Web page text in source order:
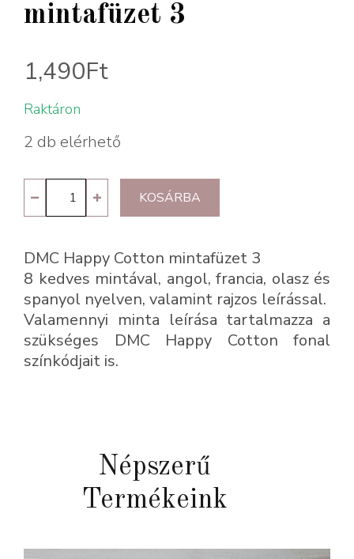
mintafüzet 3
1,490Ft
Raktáron
2 db elérhető
DMC
Happy
mintafüzet
3
mennyiség
KOSÁRBA
DMC Happy Cotton mintafüzet 3
8 kedves mintával, angol, francia, olasz és
spanyol nyelven, valamint rajzos leírással.
Valamennyi minta leírása tartalmazza a
szükséges DMC Happy Cotton fonal
színkódjait is.
Népszerű
Termékeink